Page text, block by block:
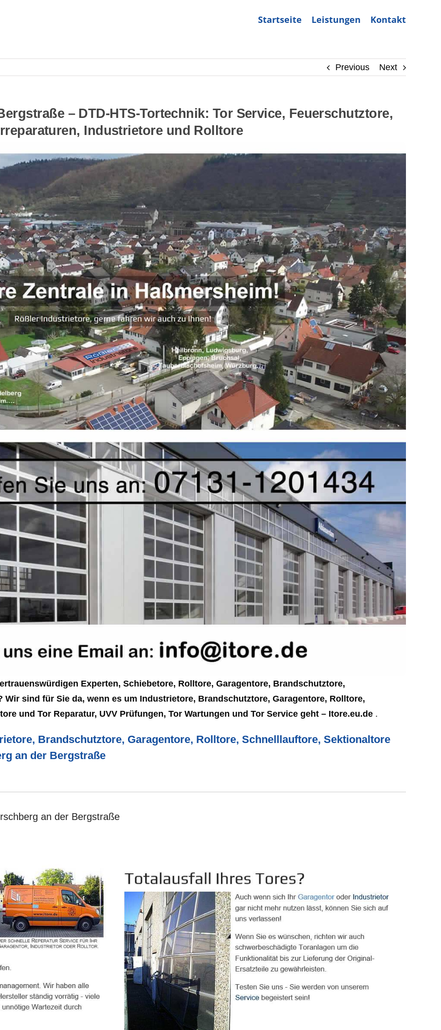
Startseite Leistungen Kontakt
Previous Next
– DTD-HTS-Tortechnik: Tor Service, Feuerschutztore,
Industrietore und Rolltore
Experten, Schiebetore, Rolltore, Garagentore, Brandschutztore,
sind für Sie da, wenn es um Industrietore, Brandschutztore, Garagentore, Rolltore,
und Tor Reparatur, UVV Prüfungen, Tor Wartungen und Tor Service geht – Itore.eu.de .
Brandschutztore, Garagentore, Rolltore, Schnelllauftore, Sektionaltore
an der Bergstraße
an der Bergstraße